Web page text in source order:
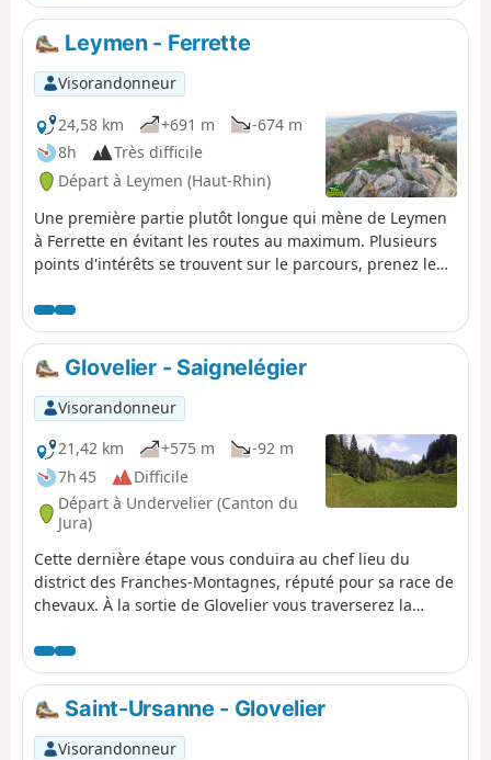
Leymen - Ferrette
Visorandonneur
24,58 km
+691 m
-674 m
8h
Très difficile
Départ à Leymen (Haut-Rhin)
Une première partie plutôt longue qui mène de Leymen
à Ferrette en évitant les routes au maximum. Plusieurs
points d'intérêts se trouvent sur le parcours, prenez le
Glovelier - Saignelégier
Visorandonneur
21,42 km
+575 m
-92 m
7h 45
Difficile
Départ à Undervelier (Canton du
Jura)
Cette dernière étape vous conduira au chef lieu du
district des Franches-Montagnes, réputé pour sa race de
chevaux. À la sortie de Glovelier vous traverserez la
côté de plusieurs petits lacs dont l'agréable Plain de
Saigne. Vous traverserez le village de Montfaucon,
construit sur une crête. Vous traverserez des pâturages
où paissent de nombreux chevaux avant d'arriver à
Saignelégier.
Saint-Ursanne - Glovelier
Visorandonneur